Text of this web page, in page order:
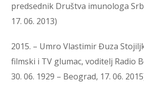
predsednik Društva imunologa
17. 06. 2013)
2015. – Umro Vlastimir Đuza
filmski i TV glumac, voditelj Radio
30. 06. 1929 – Beograd, 17. 06.